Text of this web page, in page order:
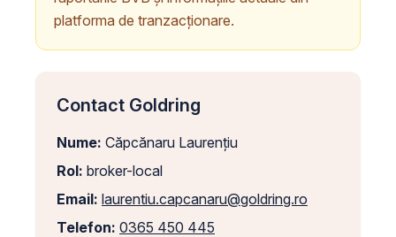
platforma de tranzacționare.
Contact Goldring
Nume: Căpcănaru Laurențiu
Rol: broker-local
Email: laurentiu.capcanaru@goldring.ro
Telefon: 0365 450 445